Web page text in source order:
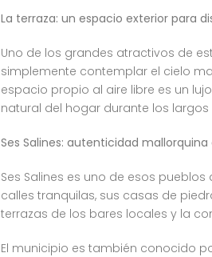
La terraza: un espacio exterior para
Uno de los grandes atractivos de
simplemente contemplar el cielo
espacio propio al aire libre es un
natural del hogar durante los
Ses Salines: autenticidad
Ses Salines es uno de esos
calles tranquilas, sus casas de
terrazas de los bares locales y la
El municipio es también conocido